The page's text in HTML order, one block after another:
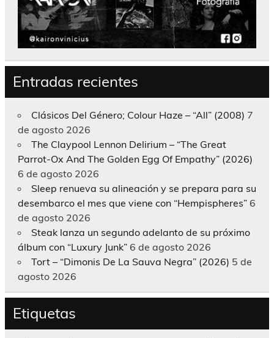
Entradas recientes
Clásicos Del Género; Colour Haze – “All” (2008) 7
de agosto 2026
The Claypool Lennon Delirium – “The Great
Parrot-Ox And The Golden Egg Of Empathy” (2026)
6 de agosto 2026
Sleep renueva su alineación y se prepara para su
desembarco el mes que viene con “Hempispheres” 6
de agosto 2026
Steak lanza un segundo adelanto de su próximo
álbum con “Luxury Junk” 6 de agosto 2026
Tort – “Dimonis De La Sauva Negra” (2026) 5 de
agosto 2026
Etiquetas